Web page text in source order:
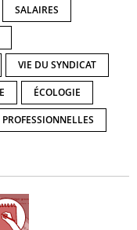
SALAIRES
VIE DU SYNDICAT
ÉCOLOGIE